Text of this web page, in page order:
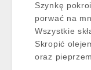
Szynkę
porwać na
Wszystkie
Skropić
oraz pieprzem.